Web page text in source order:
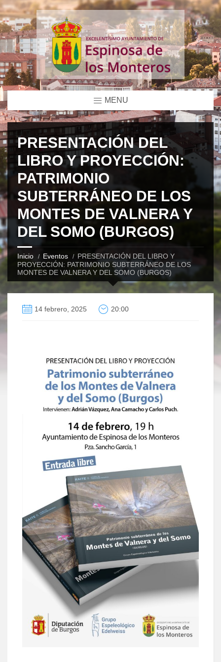
MENU
PRESENTACIÓN DEL
LIBRO Y PROYECCIÓN:
PATRIMONIO
SUBTERRÁNEO DE LOS
MONTES DE VALNERA Y
DEL SOMO (BURGOS)
Inicio Eventos
PRESENTACIÓN DEL LIBRO Y
PROYECCIÓN: PATRIMONIO SUBTERRÁNEO DE LOS
MONTES DE VALNERA Y DEL SOMO (BURGOS)
14 febrero, 2025 20:00